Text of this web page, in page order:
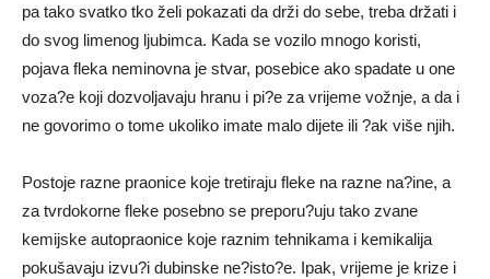
pa tako svatko tko želi pokazati da drži do sebe, treba držati i
do svog limenog ljubimca. Kada se vozilo mnogo koristi,
pojava fleka neminovna je stvar, posebice ako spadate u one
voza?e koji dozvoljavaju hranu i pi?e za vrijeme vožnje, a da i
ne govorimo o tome ukoliko imate malo dijete ili ?ak više njih.
Postoje razne praonice koje tretiraju fleke na razne na?ine, a
za tvrdokorne fleke posebno se preporu?uju tako zvane
kemijske autopraonice koje raznim tehnikama i kemikalija
pokušavaju izvu?i dubinske ne?isto?e. Ipak, vrijeme je krize i